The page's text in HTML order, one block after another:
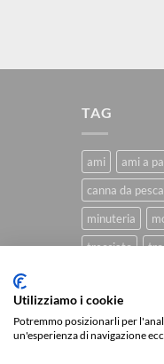
TAG
ami ami a
canna da pesca
minuteria
trecciato
CHI SIAMO
Copyright
Utilizziamo i cookie
Potremmo posizionarli per
un'esperienza di navigazione